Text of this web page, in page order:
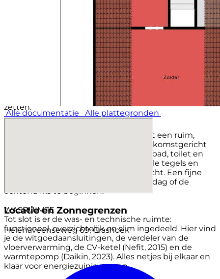
Vanuit de keuken loop je moeiteloos naar de royale
woonkamer die zich uitstrekt over de volledige
diepte van de woning. Grote ramen aan de voorzijde,
een sfeervolle erker en openslaande deuren naar het
terras laten het daglicht rijk naar binnen stromen. Dit
is zo’n woonkamer waar je direct ziet hoe je leeft: een
gezellige zithoek bij de ramen, misschien een
speelhoek, een leesplek of een grote familietafel. Er is
ruimte genoeg om het helemaal naar je hand te
zetten.
Op de begane grond vind je daarnaast een ruim,
rolstoelvriendelijk toilet: praktisch, toekomstgericht
en comfortabel. De badkamer met ligbad, toilet en
wastafel is uitgevoerd in lichte, neutrale tegels en
heeft een draaikiepraam voor frisse lucht. Een fijne
plek om te ontspannen na een lange dag of de
ochtend fris te beginnen.
WASRUIMTE
Tot slot is er de was- en technische ruimte:
functioneel, overzichtelijk en slim ingedeeld. Hier vind
je de witgoedaansluitingen, de verdeler van de
vloerverwarming, de CV-ketel (Nefit, 2015) en de
warmtepomp (Daikin, 2023). Alles netjes bij elkaar en
klaar voor energiezuinig wonen.
Alle documentatie Alle plattegronden
Locatie en Zonnegrenzen
Helenaveenseweg 69, Grashoek